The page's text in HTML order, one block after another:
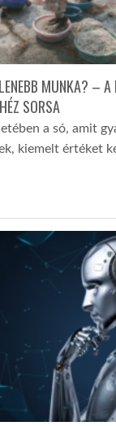
MUNKA? –
SORSA
a só, amit
kiemelt értéket